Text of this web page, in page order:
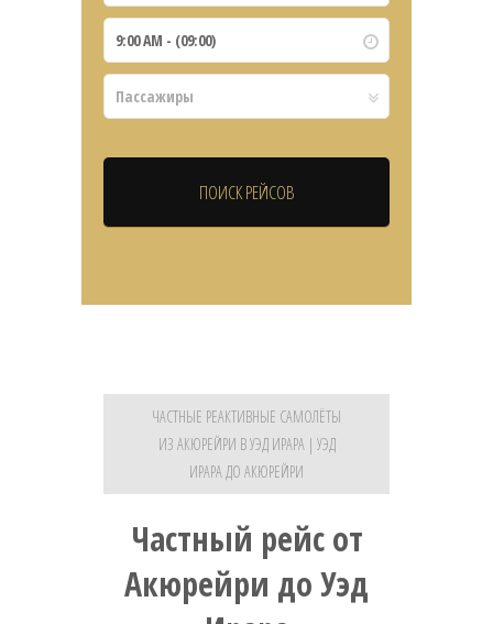
ЧАСТНЫЕ РЕАКТИВНЫЕ САМОЛЁТЫ
ИЗ АКЮРЕЙРИ В УЭД ИРАРА | УЭД
ИРАРА ДО АКЮРЕЙРИ
Частный рейс от
Акюрейри до Уэд